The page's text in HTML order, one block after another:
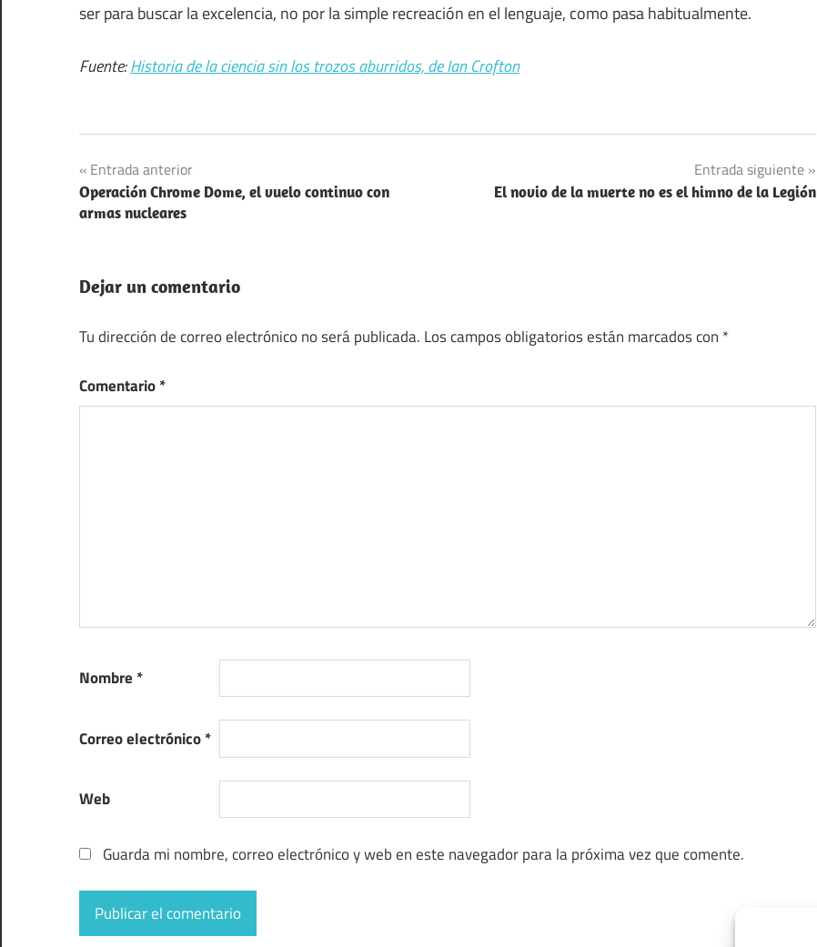
ser para buscar la excelencia, no por la simple recreación en el lenguaje, como pasa habitualmente.
Fuente:Historia de la ciencia sin los trozos aburridos, de Ian Crofton
Navegación
de
Entrada anterior
Operación Chrome Dome, el vuelo continuo con
armas nucleares
Entrada siguiente
El novio de la muerte no es el himno de la Legión
Dejar un comentario
Tu dirección de correo electrónico no será publicada. Los campos obligatorios están marcados con *
Comentario*
Nombre *
Correo electrónico*
Web
Guarda mi nombre, correo electrónico y web en este navegador para la próxima vez que comente.